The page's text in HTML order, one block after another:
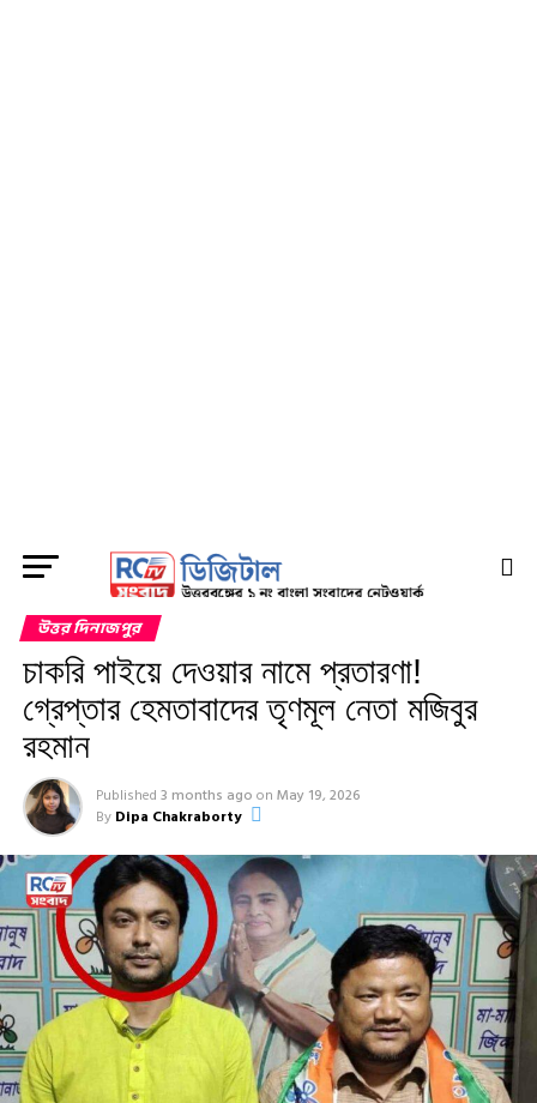
উত্তর দিনাজপুর
চাকরি পাইয়ে দেওয়ার নামে প্রতারণা!
গ্রেপ্তার হেমতাবাদের তৃণমূল নেতা মজিবুর
রহমান
Published 3 months ago on May 19, 2026
By Dipa Chakraborty